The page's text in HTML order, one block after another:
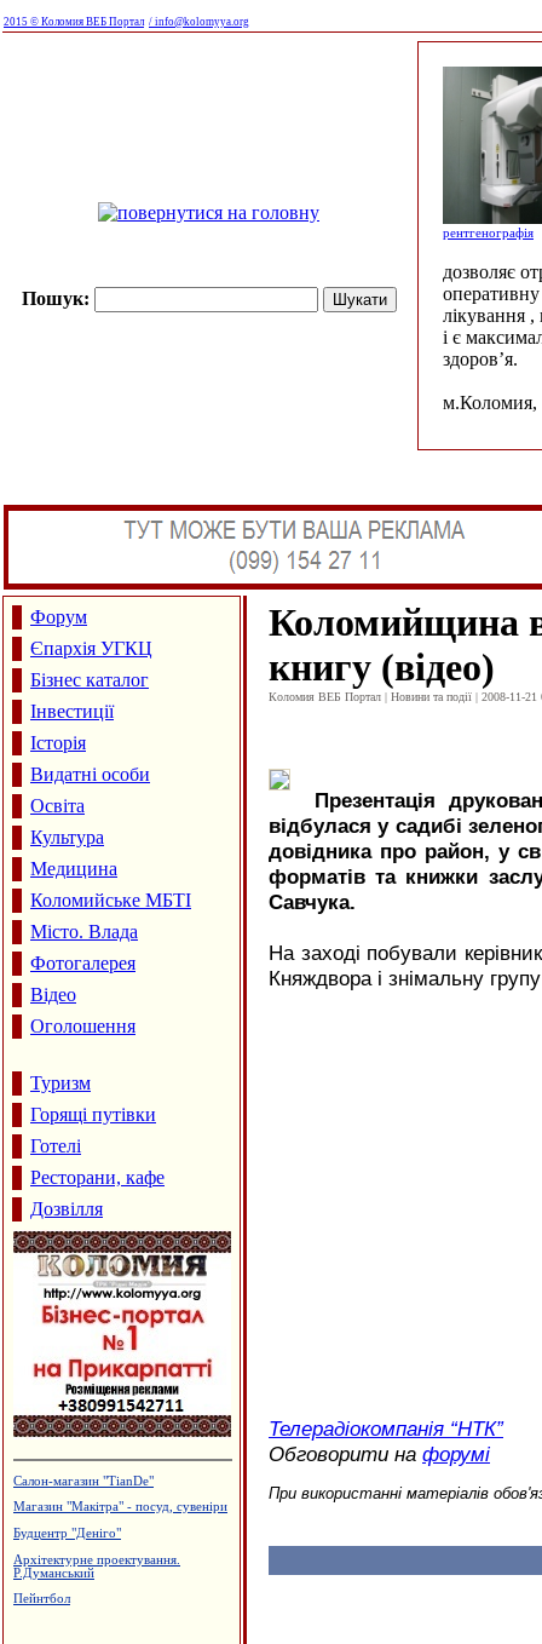
2015 © Коломия ВЕБ Портал / info@kolomyya.org
Пошук:
рентгенографія
дозволяє
лікування ,
і є
здоров’я.
м.Коломия,
Форум
Єпархія УГКЦ
Бізнес каталог
Інвестиції
Історія
Видатні особи
Освіта
Культура
Медицина
Коломийське МБТІ
Місто. Влада
Фотогалерея
Відео
Оголошення
Туризм
Горящі путівки
Готелі
Ресторани, кафе
Дозвілля
Виробництво солоду, ВАТ
Дзвони церковні
Ковальські майстерні Новосельських
Коломийщина
книгу (відео)
Коломия ВЕБ Портал | Новини та події | 2008-11-21
Презентація
відбулася у садибі
довідника про район, у
форматів та книжки
Савчука.
На заході побували
Княждвора і знімальну
Телерадіокомпанія “НТК”
Обговорити на форумі
При використанні матеріалів